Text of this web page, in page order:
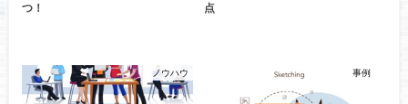
つ！
点
ノウハウ 事例